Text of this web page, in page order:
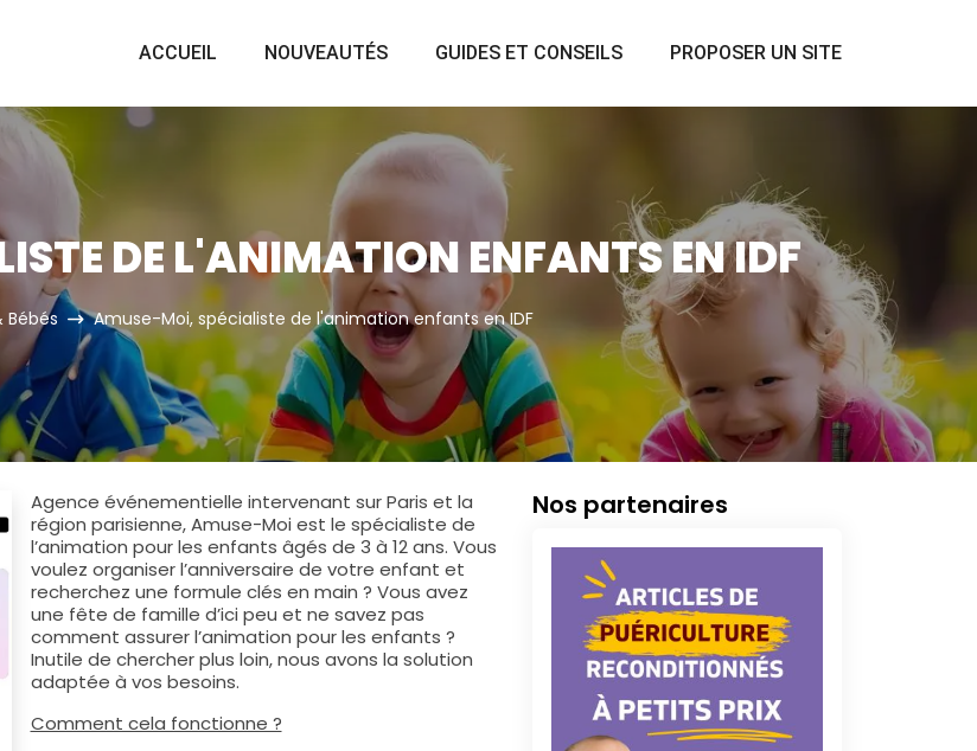
ACCUEIL NOUVEAUTÉS GUIDES ET CONSEILS PROPOSER UN SITE
DE L'ANIMATION ENFANTS EN IDF
Bébés Amuse-Moi, spécialiste de l'animation enfants en IDF
Agence événementielle intervenant sur Paris et la
région parisienne, Amuse-Moi est le spécialiste de
l’animation pour les enfants âgés de 3 à 12 ans. Vous
voulez organiser l’anniversaire de votre enfant et
recherchez une formule clés en main ? Vous avez
une fête de famille d’ici peu et ne savez pas
comment assurer l’animation pour les enfants ?
Inutile de chercher plus loin, nous avons la solution
adaptée à vos besoins.
Comment cela fonctionne ?
Nos partenaires